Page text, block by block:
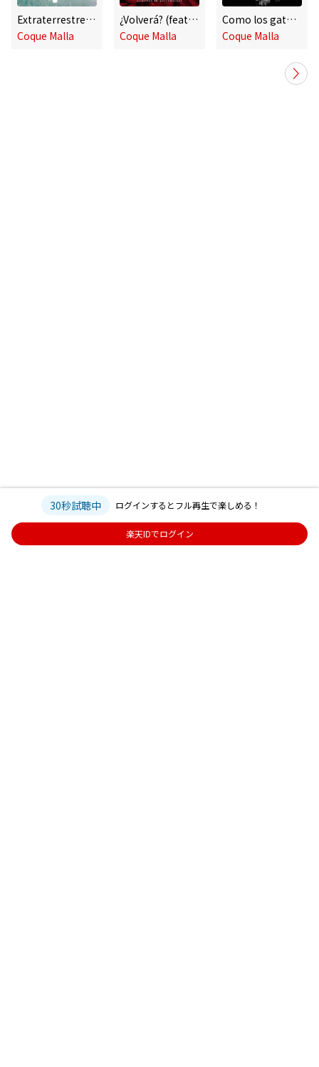
Extraterrestre (feat. Dani Fernández)
Coque Malla
¿Volverá? (feat. Dani Martín, Rulo y la Contrabanda)
Coque Malla
Como los gatos salvajes (En directo)
Coque Malla
30秒試聴中 ログインするとフル再生で楽しめる！
楽天IDでログイン